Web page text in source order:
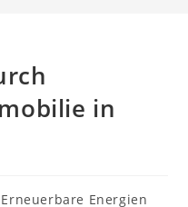
in
Erneuerbare Energien